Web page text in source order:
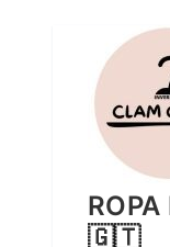
🇬🇹